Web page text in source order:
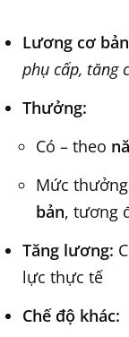
Lương cơ
phụ cấp, tăng
Thưởng:
Có – theo
Mức
bản, tương
Tăng lương:
lực thực tế
Chế độ khác: